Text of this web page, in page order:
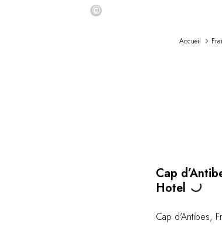
©
Accueil
Cap
Hotel
Cap d'Antibes,